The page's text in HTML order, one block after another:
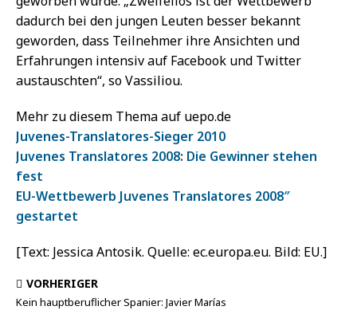
dadurch bei den jungen Leuten besser bekannt
geworden, dass Teilnehmer ihre Ansichten und
Erfahrungen intensiv auf Facebook und Twitter
austauschten“, so Vassiliou.
Mehr zu diesem Thema auf uepo.de
Juvenes-Translatores-Sieger 2010
Juvenes Translatores 2008: Die Gewinner stehen
fest
EU-Wettbewerb Juvenes Translatores 2008″
gestartet
[Text: Jessica Antosik. Quelle: ec.europa.eu. Bild: EU.]
VORHERIGER
Kein hauptberuflicher Spanier: Javier Marías